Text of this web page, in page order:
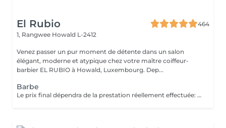
El Rubio
464
1, Rangwee Howald L-2412
Venez passer un pur moment de détente dans un salon
élégant, moderne et atypique chez votre maître coiffeur-
barbier EL RUBIO à Howald, Luxembourg. Dep...
Barbe
Le prix final dépendra de la prestation réellement effectuée: Taille barbe : 26 EUR Taille barbe avec rasage contours : 32.5 EUR Rasage complet avec soins : 32.5 EUR